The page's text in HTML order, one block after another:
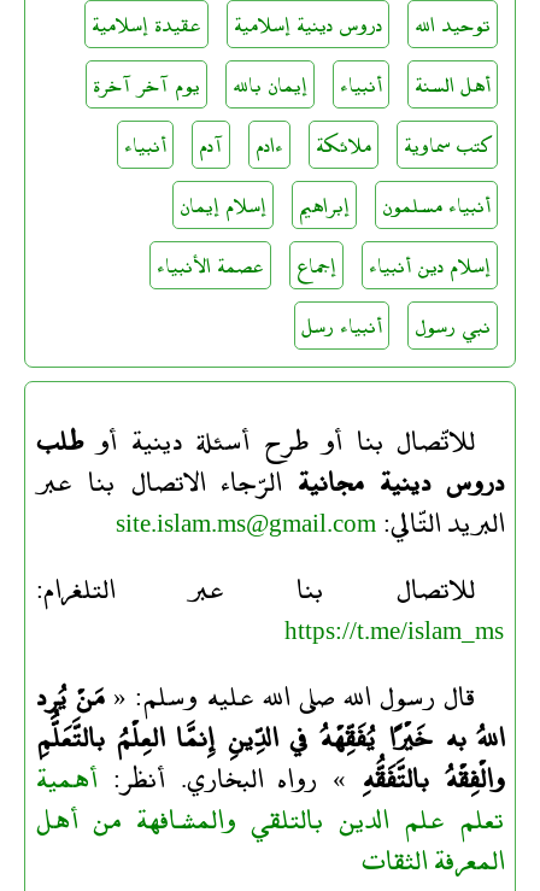
توحيد الله
دروس دينية إسلامية
عقيدة إسلامية
أهل السنة
أنبياء إيمان بالله
يوم آخر آخرة
كتب سماوية
ملائكة ءادم آدم
أنبياء
أنبياء مسلمون
إبراهيم
إسلام إيمان
إسلام دين أنبياء
إجماع
عصمة الأنبياء
نبي رسول
أنبياء رسل
للاتّصال بنا أو طرح أسئلة دينية أوطلب
دروس دينية مجانيةالرّجاء الاتصال بنا عبر
البريد التّالي:site.islam.ms@gmail.com
للاتصال بنا عبر التلغرام:
https://t.me/islam_ms
قال رسول الله صلى الله عليه وسلم: «مَنْ يُرِد
اللهُ به خَيْرًا يُفَقِّهْهُ في الدِّينِ إِنمَّا العِلْمُ بالتَّعَلُّمِ
والْفِقْهُ بالتَّفَقُّهِ » رواه البخاري. أنظر: أهمية
تعلم علم الدين بالتلقي والمشافهة من أهل
المعرفة الثقات